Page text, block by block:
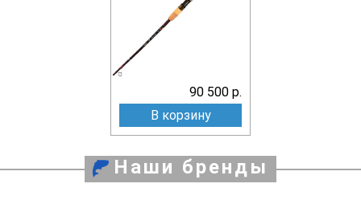
90 500 р.
В корзину
Наши бренды